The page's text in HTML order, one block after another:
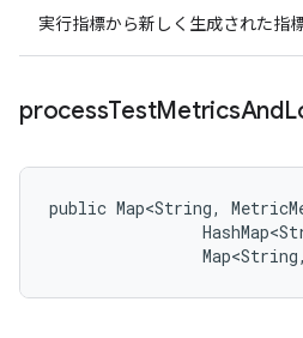
実行指標から新しく生成された指
processTestMetricsAnd
public Map<String,